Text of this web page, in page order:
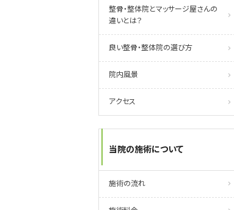
整骨・整体院とマッサージ屋さんの
違いとは？
良い整骨・整体院の選び方
院内風景
アクセス
当院の施術について
施術の流れ